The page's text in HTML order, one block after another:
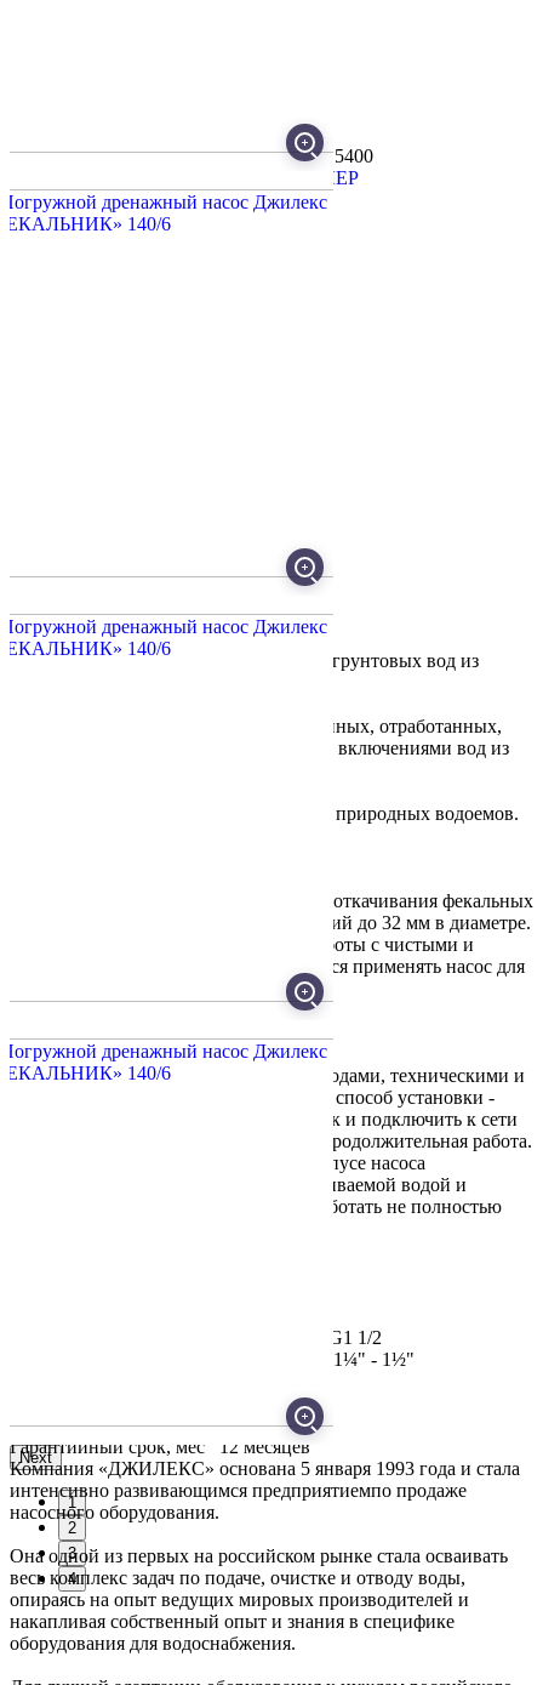
Next
1
2
3
4
Код товара: УТ000047548
Артикул: 5400
ОФИЦИАЛЬНЫЙ ДИЛЕР
Мощность двигателя, Вт
400
Фекальный насос Джилекс 140/6
Область применения:
Откачивание дренажных, дождевых и грунтовых вод из
Отвод канализационных, фильтрационных, отработанных,
сильно загрязнённых с органическими включениями вод из
Подача воды для технических нужд из природных водоемов.
«ФЕКАЛЬНИК» 140/6 разработан для откачивания фекальных
вод с размером органических включений до 32 мм в диаметре.
Также его можно использовать для работы с чистыми и
загрязненными стоками. Не допускается применять насос для
Насос может работать с фекальными водами, техническими и
загрязненными стоками. Упрощённый способ установки -
достаточно погрузить насос в источник и подключить к сети
220 В. Отсутствие шума при работе. Продолжительная работа.
Расположение электродвигателя в корпусе насоса
обеспечивает его охлаждение перекачиваемой водой и
позволяет насосу длительное время работать не полностью
внешняя G1 1/2
елочка 1" - 1¼" - 1½"
Назначение Для грязной воды
Гарантийный срок, мес
12 месяцев
Компания «ДЖИЛЕКС» основана 5 января 1993 года и стала
интенсивно развивающимся предприятиемпо продаже
насосного оборудования.
Она одной из первых на российском рынке стала осваивать
весь комплекс задач по подаче, очистке и отводу воды,
опираясь на опыт ведущих мировых производителей и
накапливая собственный опыт и знания в специфике
оборудования для водоснабжения.